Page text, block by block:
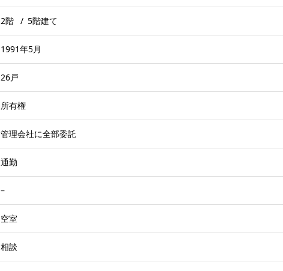
2階 / 5階建て
1991年5月
26戸
所有権
管理会社に全部委託
通勤
–
空室
相談